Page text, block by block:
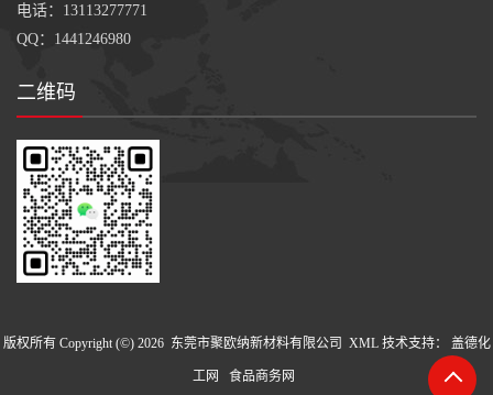
电话：13113277771
QQ：1441246980
二维码
版权所有 Copyright (©) 2026 东莞市聚欧纳新材料有限公司 XML技术支持： 盖德化
工网 食品商务网